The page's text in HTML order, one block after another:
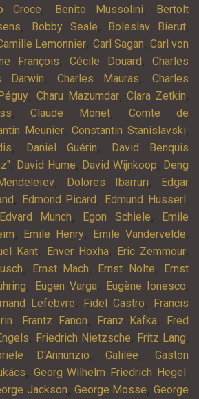
Croce, Benito Mussolini,
Bertolt
, Bobby Seale, Boleslav Bierut,
Lemonnier, Carl Sagan, Carl von
François,Cécile Douard ,Charles
Darwin, Charles Mauras, Charles
,Charu Mazumdar,Clara Zetkin,
,Claude Monet,Comte de
Meunier,Constantin Stanislavski,
, Daniel Guérin,
David Benquis
, David Hume, David Wijnkoop, Deng
, Dolores Ibarruri,
Edgar
, Edmond Picard , Edmund Husserl ,
Edvard Munch, Egon Schiele,
Emile
, Emile Henry, Emile Vandervelde,
Kant, Enver Hoxha, Eric Zemmour,
, Ernst Mach, Ernst Nolte,
Ernst
, Eugen Varga, Eugène Ionesco,
Lefebvre, Fidel Castro,
Francis
, Frantz Fanon, Franz Kafka,
Fred
, Friedrich Nietzsche, Fritz Lang,
D'Annunzio,Galilée,Gaston
, Georg Wilhelm Friedrich Hegel ,
Jackson, George Mosse,George